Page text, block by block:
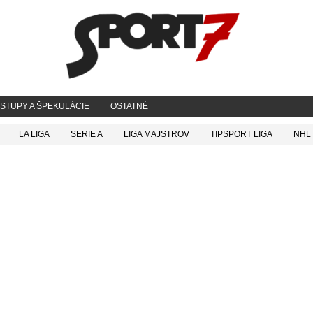
A ŠPEKULÁCIE OSTATNÉ
LA LIGA SERIE A LIGA MAJSTROV TIPSPORT LIGA NHL